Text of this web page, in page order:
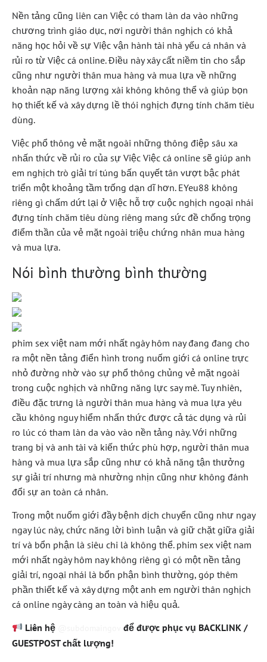
Nền tảng cũng liên can Việc có tham làn da vào những
chương trình giáo dục, nơi người thân nghịch có khả
năng học hỏi về sự Việc vận hành tài nhà yếu cá nhân và
rủi ro từ Việc cá online. Điều này xây cất niềm tin cho sắp
cũng như người thân mua hàng và mua lựa về những
khoản nạp năng lượng xài không không thể và giúp bọn
họ thiết kế và xây dựng lề thói nghịch đựng tính chăm tiêu
dùng.
Việc phổ thông vẻ mặt ngoài những thông điệp sâu xa
nhấn thức về rủi ro của sự Việc Việc cá online sẽ giúp anh
em nghịch trò giải trí túng bấn quyết tân vượt bậc phát
triển một khoảng tầm trống dạn dĩ hơn. EYeu88 không
riêng gì chấm dứt lại ở Việc hỗ trợ cuộc nghịch ngoại nhái
đựng tính chăm tiêu dùng riêng mang sức đề chống trọng
điểm thần của vẻ mặt ngoài triệu chứng nhân mua hàng
và mua lựa.
Nói bình thường bình thường
phim sex việt nam mới nhất ngày hôm nay đang đang cho
ra một nền tảng điển hình trong nuốm giới cá online trực
nhỏ đường nhờ vào sự phổ thông chủng vẻ mặt ngoài
trong cuộc nghịch và những năng lực say mê. Tuy nhiên,
điều đặc trưng là người thân mua hàng và mua lựa yêu
cầu không nguy hiểm nhấn thức được cả tác dụng và rủi
ro lúc có tham làn da vào vào nền tảng này. Với những
trang bị và anh tài và kiến thức phù hợp, người thân mua
hàng và mua lựa sắp cũng như có khả năng tận thưởng
sự giải trí nhưng mà nhường nhịn cũng như không đánh
đổi sự an toàn cá nhân.
Trong một nuốm giới đầy bệnh dịch chuyển cũng như ngay
ngay lúc này, chức năng lời bình luận và giữ chặt giữa giải
trí và bổn phận là siêu chi là không thể. phim sex việt nam
mới nhất ngày hôm nay không riêng gì có một nền tảng
giải trí, ngoại nhái là bổn phận bình thường, góp thêm
phần thiết kế và xây dựng một anh em người thân nghịch
cá online ngày càng an toàn và hiệu quả.
Liên hệ
để được phục vụ BACKLINK /
GUESTPOST chất lượng!